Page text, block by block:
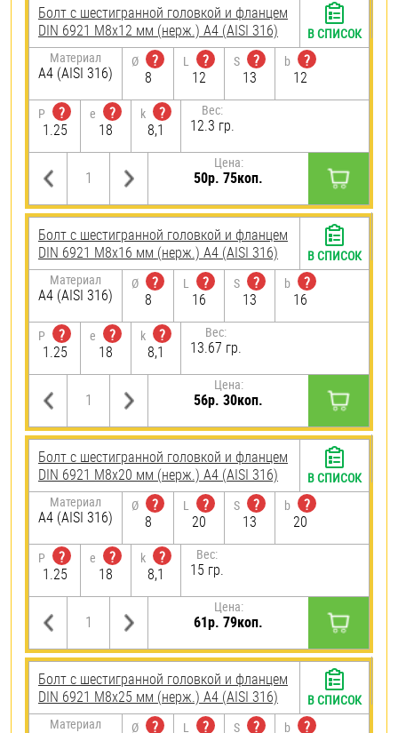
Болт с шестигранной головкой и фланцем
DIN 6921 М8х12 мм (нерж.) A4 (AISI 316)
Материал
A4 (AISI 316)
Ø
?
8
L
?
12
S
?
13
b
?
12
P
?
1.25
e
?
18
k
?
8,1
Вес:
12.3 гр.
Цена:
50р. 75коп.
В СПИСОК
Болт с шестигранной головкой и фланцем
DIN 6921 М8х16 мм (нерж.) A4 (AISI 316)
Материал
A4 (AISI 316)
Ø
?
8
L
?
16
S
?
13
b
?
16
P
?
1.25
e
?
18
k
?
8,1
Вес:
13.67 гр.
Цена:
56р. 30коп.
В СПИСОК
Болт с шестигранной головкой и фланцем
DIN 6921 М8х20 мм (нерж.) A4 (AISI 316)
Материал
A4 (AISI 316)
Ø
?
8
L
?
20
S
?
13
b
?
20
P
?
1.25
e
?
18
k
?
8,1
Вес:
15 гр.
Цена:
61р. 79коп.
В СПИСОК
Болт с шестигранной головкой и фланцем
DIN 6921 М8х25 мм (нерж.) A4 (AISI 316)
Материал Ø ? L ? S ? b ?
В СПИСОК